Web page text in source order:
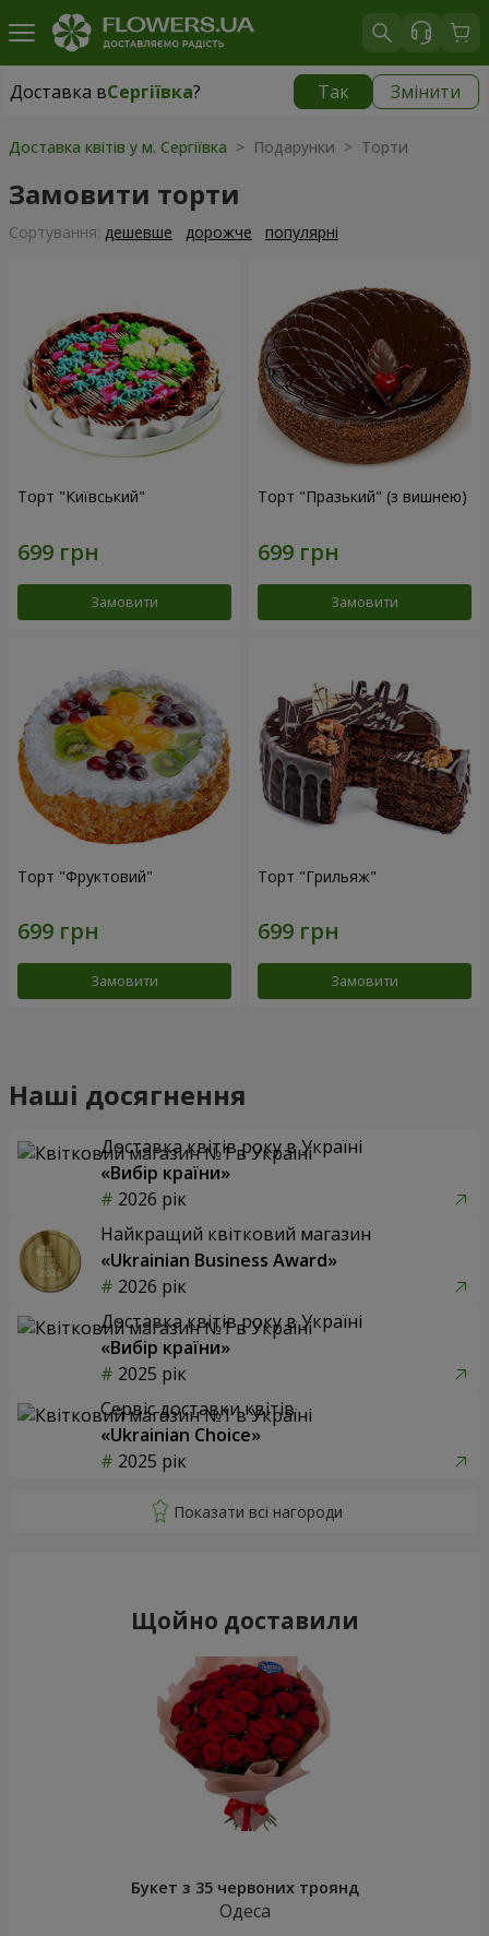
Доставка вСергіївка? Так Змінити
Доставка вСергіївка|
Доставка квітів у м. Сергіївка > Подарунки > Торти
Замовити торти
Сортування: дешевше дорожче популярні
Торт "Київський"
Замовити
Торт "Празький" (з вишнею)
Замовити
Торт "Фруктовий"
Замовити
Торт "Грильяж"
Замовити
Наші досягнення
Доставка квітів року в Україні
«Вибір країни»
2026 рік
Найкращий квітковий магазин
«Ukrainian Business Award»
2026 рік
Доставка квітів року в Україні
«Вибір країни»
2025 рік
Сервіс доставки квітів
«Ukrainian Choice»
2025 рік
Щойно доставили
Букет з 35 червоних троянд
Одеса